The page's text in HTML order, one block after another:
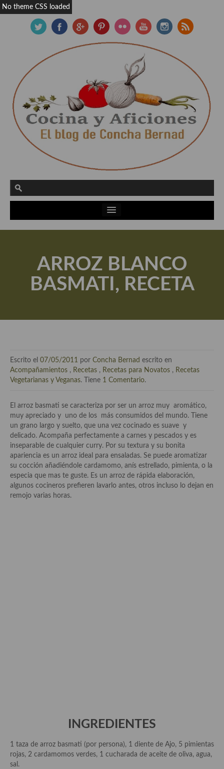
Actualidad y recomendaciones
Apuntes, estudios sobre temas interesantes e importantes
Aceite de Oliva Virgen Extra (AOVE)
El mundo del vino y las bebidas
En la mesa: menaje, vajilla, técnicas de emplatado, decoración
Especias, hierbas, condimentos, espesantes y aditivos
Historia de la gastronomía, platos celebres, cocineros, críticos,
historias culinarias y otras cosas
Origen y evolución de la comida
Protocolo y buenas maneras.
Hierbas aromáticas
ARROZ BLANCO
BASMATI, RECETA
Escrito el 07/05/2011 por Concha Bernad escrito en
Acompañamientos , Recetas , Recetas para Novatos , Recetas
Vegetarianas y Veganas. Tiene 1 Comentario.
El arroz basmati se caracteriza por ser un arroz muy aromático,
muy apreciado y uno de los más consumidos del mundo. Tiene
un grano largo y suelto, que una vez cocinado es suave y
delicado. Acompaña perfectamente a carnes y pescados y es
inseparable de cualquier curry. Por su textura y su bonita
apariencia es un arroz ideal para ensaladas. Se puede aromatizar
su cocción añadiéndole cardamomo, anís estrellado, pimienta, o la
especia que mas te guste. Es un arroz de rápida elaboración,
algunos cocineros prefieren lavarlo antes, otros incluso lo dejan en
remojo varias horas.
INGREDIENTES
1 taza de arroz basmati (por persona), 1 diente de Ajo, 5 pimientas
rojas, 2 cardamomos verdes, 1 cucharada de aceite de oliva, agua,
sal.
No theme CSS loaded